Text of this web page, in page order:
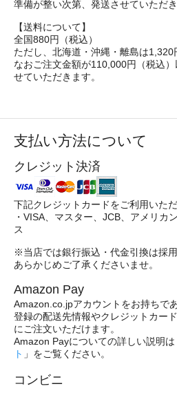
準備が整い次第、発送させていただき
【送料について】
全国880円（税込）
ただし、北海道・沖縄・離島は1,320
なおご注文金額が110,000円（税込
せていただきます。
支払い方法について
クレジット決済
下記クレジットカードをご利用いただ
・VISA、マスター、JCB、アメリカ
ス
※当店では銀行振込・代金引換は採用
あらかじめご了承くださいませ。
Amazon Pay
Amazon.co.jpアカウントをお持ちで
登録の配送先情報やクレジットカー
にご注文いただけます。
Amazon Payについての詳しい説明は
ト 」をご覧ください。
コンビニ